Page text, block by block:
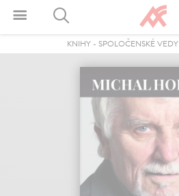
KNIHY - SPOLOČENSKÉ VEDY